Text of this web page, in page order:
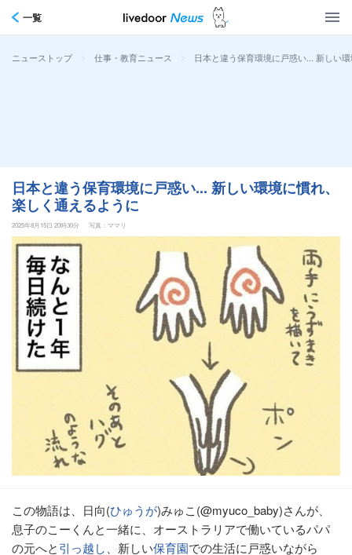
一覧
ニューストップ > 仕事・教育ニュース > 日本と違う保育環境に戸惑い... 新しい
日本と違う保育環境に戸惑い... 新しい環境に慣れ、
楽しく通えるように
2025年8月15日 20時30分 写真：ママリ
この物語は、日向(ひゅうが)みゅこ(@myuco_baby)さんが、
息子のこーくんと一緒に、オーストラリアで働いているパパ
の元へと引っ越し、新しい保育園での生活に戸惑いながら